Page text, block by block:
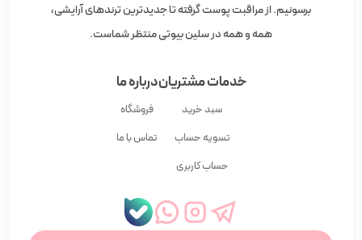
برسونیم. از مراقبت پوست گرفته تا جدیدترین ترندهای آرایشی،
همه و همه در سلین بیوتی منتظر شماست.
خدمات مشتریان
سبد خرید
تسویه حساب
حساب کاربری
درباره ما
فروشگاه
تماس با ما